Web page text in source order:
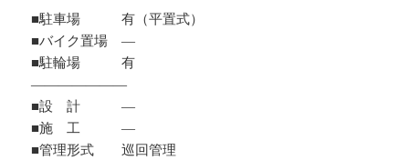
■駐車場 有（平置式）
■バイク置場 ―
■駐輪場 有
―――――――
■設 計 ―
■施 工 ―
■管理形式 巡回管理